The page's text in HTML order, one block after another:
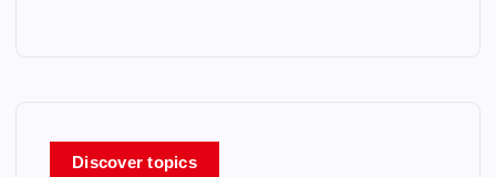
Discover topics